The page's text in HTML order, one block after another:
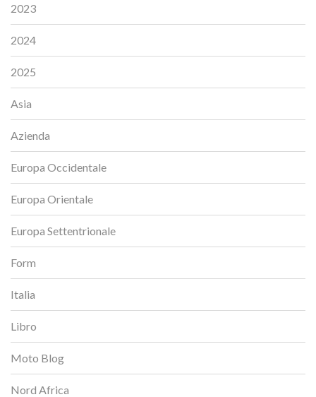
2023
2024
2025
Asia
Azienda
Europa Occidentale
Europa Orientale
Europa Settentrionale
Form
Italia
Libro
Moto Blog
Nord Africa